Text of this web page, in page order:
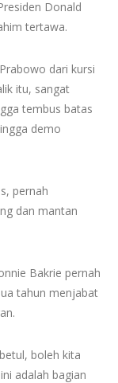
Donald
tertawa.
dari kursi
itu, sangat
tembus batas
demo
pernah
dan mantan
Bakrie pernah
tahun menjabat
boleh kita
adalah bagian